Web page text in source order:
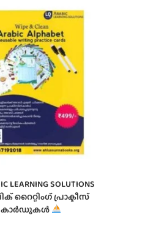
LEARNING SOLUTIONS
റൈറ്റിംഗ് പ്രാക്ടീസ്
കാർഡുകൾ